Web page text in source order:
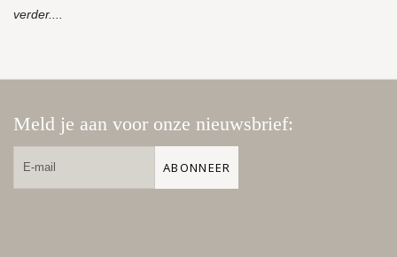
verder....
Meld je aan voor onze nieuwsbrief:
ABONNEER